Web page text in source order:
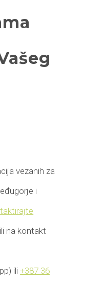
vezanih za
i
na kontakt
ili+387 36